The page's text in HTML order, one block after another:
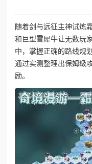
随着剑与远征主神试炼
和巨型雪犀牛让无数玩
中，掌握正确的路线规
通过实测整理出保姆级
励。